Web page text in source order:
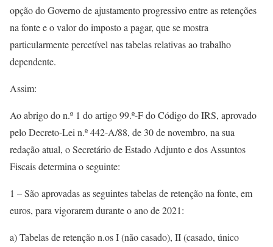
opção do Governo de ajustamento progressivo entre as retenções
na fonte e o valor do imposto a pagar, que se mostra
particularmente percetível nas tabelas relativas ao trabalho
dependente.
Assim:
Ao abrigo do n.º 1 do artigo 99.º-F do Código do IRS, aprovado
pelo Decreto-Lei n.º 442-A/88, de 30 de novembro, na sua
redação atual, o Secretário de Estado Adjunto e dos Assuntos
Fiscais determina o seguinte:
1 – São aprovadas as seguintes tabelas de retenção na fonte, em
euros, para vigorarem durante o ano de 2021:
a) Tabelas de retenção n.os I (não casado), II (casado, único